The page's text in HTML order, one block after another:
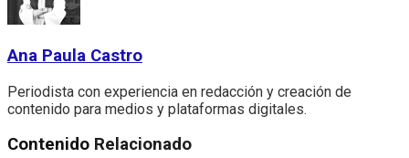
Ana Paula Castro
Periodista con experiencia en redacción y creación de
contenido para medios y plataformas digitales.
Contenido Relacionado